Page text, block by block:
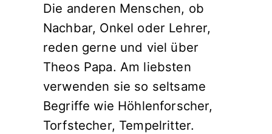
Die anderen Menschen, ob
Nachbar, Onkel oder Lehrer,
reden gerne und viel über
Theos Papa. Am liebsten
verwenden sie so seltsame
Begriffe wie Höhlenforscher,
Torfstecher, Tempelritter.